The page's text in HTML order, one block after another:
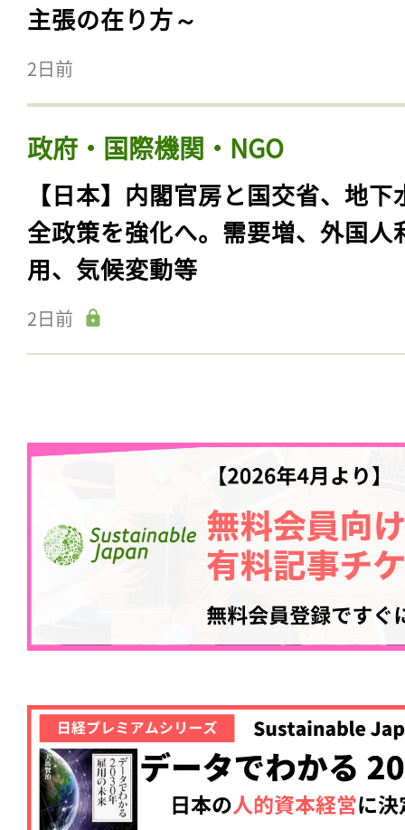
主張の在り方～
2日前
政府・国際機関・NGO
【日本】内閣官房と国交省、地下
全政策を強化へ。需要増、外国人
用、気候変動等
2日前